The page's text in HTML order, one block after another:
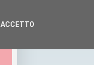
ACCETTO